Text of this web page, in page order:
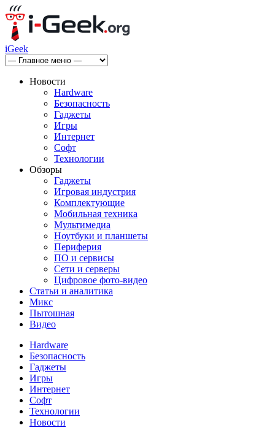
iGeek
Новости
Hardware
Безопасность
Гаджеты
Игры
Интернет
Софт
Технологии
Обзоры
Гаджеты
Игровая индустрия
Комплектующие
Мобильная техника
Мультимедиа
Ноутбуки и планшеты
Периферия
ПО и сервисы
Сети и серверы
Цифровое фото-видео
Статьи и аналитика
Микс
Пытошная
Видео
Hardware
Безопасность
Гаджеты
Игры
Интернет
Софт
Технологии
Новости